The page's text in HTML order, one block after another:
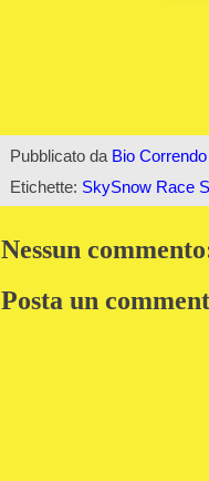
Pubblicato da Bio Correndo
Etichette: SkySnow Race
Nessun
Posta un